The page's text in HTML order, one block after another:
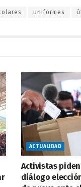
uniformes
ACTUALIDAD
Activistas
diálogo